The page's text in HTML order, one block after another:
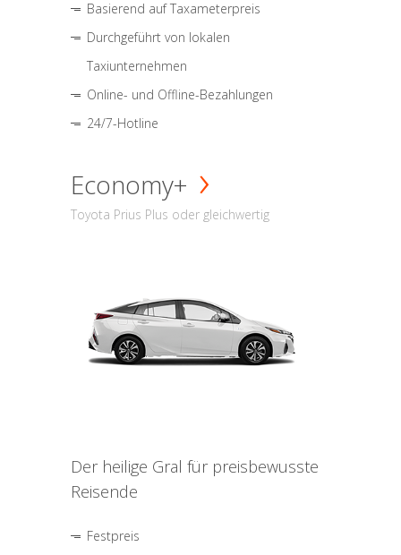
Basierend auf Taxameterpreis
Durchgeführt von lokalen
Taxiunternehmen
Online- und Offline-Bezahlungen
24/7-Hotline
Economy+
Toyota Prius Plus oder gleichwertig
Der heilige Gral für preisbewusste
Reisende
Festpreis